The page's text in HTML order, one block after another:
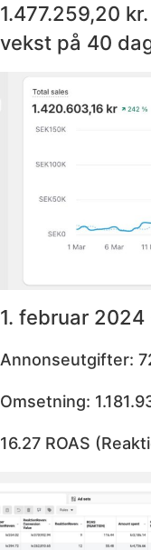
1.477.259,20
vekst på 40
1. februar
Annonseutgifter:
Omsetning:
16.27 ROAS